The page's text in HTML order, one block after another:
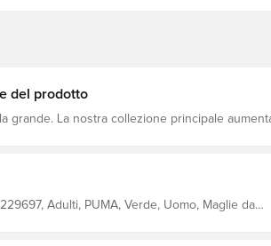
del prodotto
grande. La nostra collezione principale
Adulti, PUMA, Verde, Uomo, Maglie da